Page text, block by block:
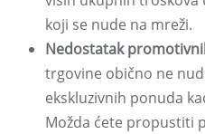
koji se nude na mreži.
Nedostatak
trgovine obično ne
ekskluzivnih ponuda
Možda ćete propustiti